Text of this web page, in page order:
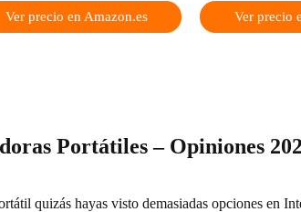
Ver precio en Amazon.es Ver precio
Portátiles – Opiniones
quizás hayas visto demasiadas opciones en